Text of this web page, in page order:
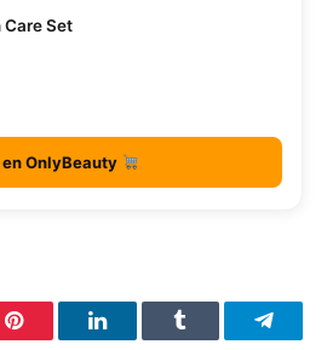
Care Set
en OnlyBeauty
Pinterest LinkedInTumblr